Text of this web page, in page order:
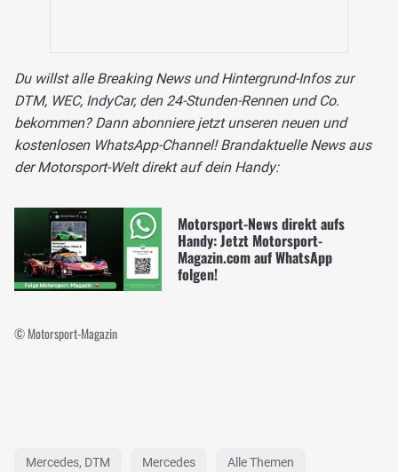
Du willst alle Breaking News und Hintergrund-Infos zur
DTM, WEC, IndyCar, den 24-Stunden-Rennen und Co.
bekommen? Dann abonniere jetzt unseren neuen und
kostenlosen WhatsApp-Channel! Brandaktuelle News aus
der Motorsport-Welt direkt auf dein Handy:
Motorsport-News direkt aufs
Handy: Jetzt Motorsport-
Magazin.com auf WhatsApp
folgen!
© Motorsport-Magazin
Mercedes, DTM Mercedes Alle Themen